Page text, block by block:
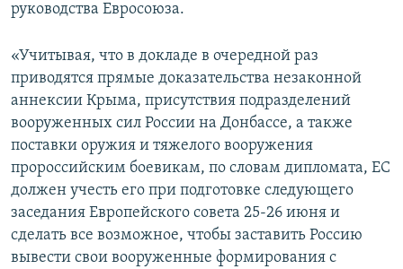
руководства Евросоюза.
«Учитывая, что в докладе в очередной раз
приводятся прямые доказательства незаконной
аннексии Крыма, присутствия подразделений
вооруженных сил России на Донбассе, а также
поставки оружия и тяжелого вооружения
пророссийским боевикам, по словам дипломата, ЕС
должен учесть его при подготовке следующего
заседания Европейского совета 25-26 июня и
сделать все возможное, чтобы заставить Россию
вывести свои вооруженные формирования с